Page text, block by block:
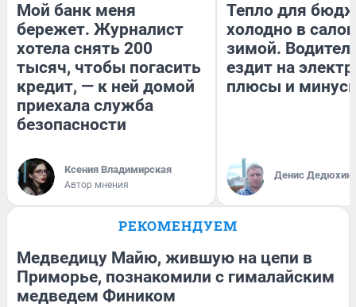
Мой банк меня
бережет. Журналист
хотела снять 200
тысяч, чтобы погасить
кредит, — к ней домой
приехала служба
безопасности
Ксения Владимирская
Автор мнения
Тепло для
холодно в
зимой.
ездит на
плюсы и
Денис Дедюхин
РЕКОМЕНДУЕМ
Медведицу Майю, жившую на цепи в
Приморье, познакомили с гималайским
медведем Фиником